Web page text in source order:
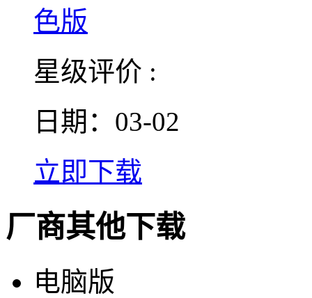
星级评价 :
日期：03-02
立即下载
厂商其他下载
电脑版